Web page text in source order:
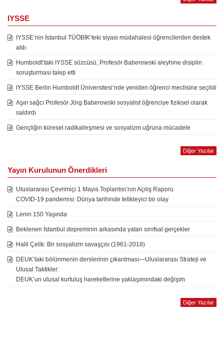
IYSSE
IYSSE’nin İstanbul TÜÖBİK’teki siyasi müdahalesi öğrencilerden destek
aldı
Humboldt’taki IYSSE sözcüsü, Profesör Baberowski aleyhine disiplin
soruşturması talep etti
IYSSE Berlin Humboldt Üniversitesi’nde yeniden öğrenci meclisine seçildi
Aşırı sağcı Profesör Jörg Baberowski sosyalist öğrenciye fiziksel olarak
saldırdı
Gençliğin küresel radikalleşmesi ve sosyalizm uğruna mücadele
Diğer Yazılar
Yayın Kurulunun Önerdikleri
Uluslararası Çevrimiçi 1 Mayıs Toplantısı’nın Açılış Raporu
COVID-19 pandemisi: Dünya tarihinde tetikleyici bir olay
Lenin 150 Yaşında
Beklenen İstanbul depreminin arkasında yatan sınıfsal gerçekler
Halil Çelik: Bir sosyalizm savaşçısı (1961-2018)
DEUK’taki bölünmenin derslerinin çıkarılması—Uluslararası Strateji ve
Ulusal Taktikler:
DEUK’un ulusal kurtuluş hareketlerine yaklaşımındaki değişim
Diğer Yazılar